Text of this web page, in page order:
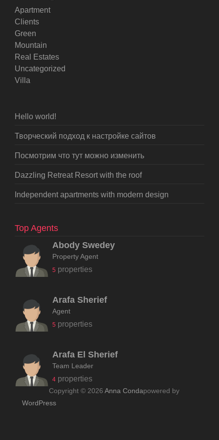
Apartment
Clients
Green
Mountain
Real Estates
Uncategorized
Villa
Hello world!
Творческий подход к настройке сайтов
Посмотрим что тут можно изменить
Dazzling Retreat Resort with the roof
Independent apartments with modern design
Top Agents
Abody Swedey
Property Agent
5 properties
Arafa Sherief
Agent
5 properties
Arafa El Sherief
Team Leader
4 properties
Copyright © 2026 Anna Condapowered by
WordPress